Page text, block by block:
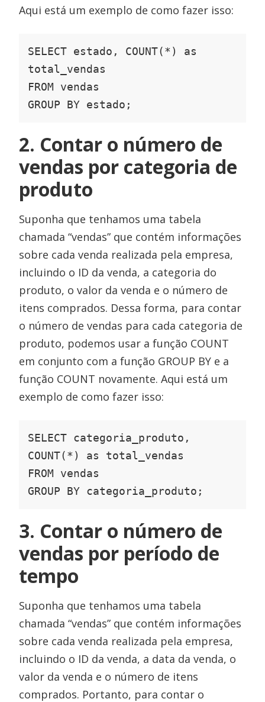
Aqui está um exemplo de como fazer isso:
SELECT estado, COUNT(*) as
total_vendas
FROM vendas
GROUP BY estado;
2. Contar o número de
vendas por categoria de
produto
Suponha que tenhamos uma tabela
chamada “vendas” que contém informações
sobre cada venda realizada pela empresa,
incluindo o ID da venda, a categoria do
produto, o valor da venda e o número de
itens comprados. Dessa forma, para contar
o número de vendas para cada categoria de
produto, podemos usar a função COUNT
em conjunto com a função GROUP BY e a
função COUNT novamente. Aqui está um
exemplo de como fazer isso:
SELECT categoria_produto,
COUNT(*) as total_vendas
FROM vendas
GROUP BY categoria_produto;
3. Contar o número de
vendas por período de
tempo
Suponha que tenhamos uma tabela
chamada “vendas” que contém informações
sobre cada venda realizada pela empresa,
incluindo o ID da venda, a data da venda, o
valor da venda e o número de itens
comprados. Portanto, para contar o